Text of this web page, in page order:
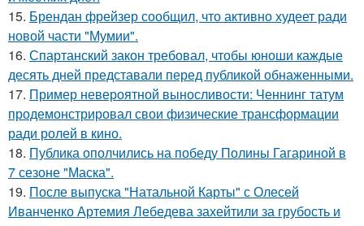
15. Брендан фрейзер сообщил, что активно худеет ради
новой части "Мумии".
16. Спартанский закон требовал, чтобы юноши каждые
десять дней представали перед публикой обнаженными.
17. Пример невероятной выносливости: Ченнинг татум
продемонстрировал свои физические трансформации
ради ролей в кино.
18. Публика ополчились на победу Полины Гагариной в
7 сезоне "Маска".
19. После выпуска "Натальной Карты" с Олесей
Иванченко Артемия Лебедева захейтили за грубость и